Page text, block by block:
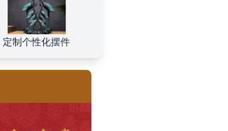
定制个性化摆件